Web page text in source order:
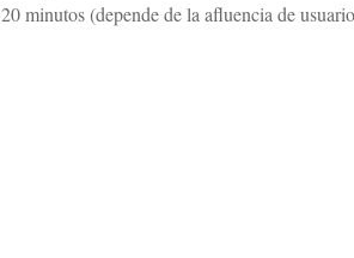
20 minutos (depende de la afluencia de